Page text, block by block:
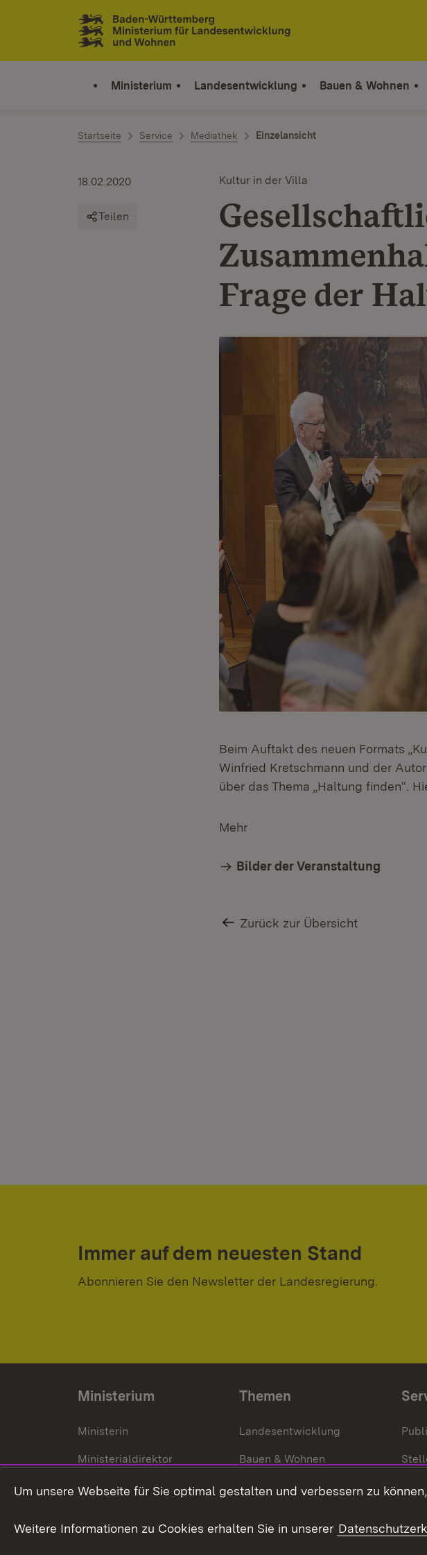
Zum Inhalt springen
Link zur Startseite
Ministerium Landesentwicklung Bauen & Wohnen
Startseite Service Mediathek Einzelansicht
Kultur in der Villa
Frage der
18.02.2020
Teilen
Beim Auftakt des neuen Formats
Winfried Kretschmann und der
über das Thema „Haltung finden“.
Mehr
Bilder der Veranstaltung
Zurück zur Übersicht
Immer auf dem neuesten Stand
Abonnieren Sie den Newsletter der Landesregierung.
Ministerium
Ministerin
Ministerialdirektor
Organisation und Aufgaben
Themen
Landesentwicklung
Bauen & Wohnen
Städtebau
Um unsere Webseite für Sie optimal gestalten und verbessern zu
Weitere Informationen zu Cookies erhalten Sie in unserer